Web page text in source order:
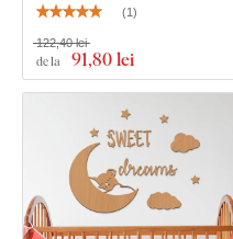
(1 )
de la 91,80 lei
122,40 lei